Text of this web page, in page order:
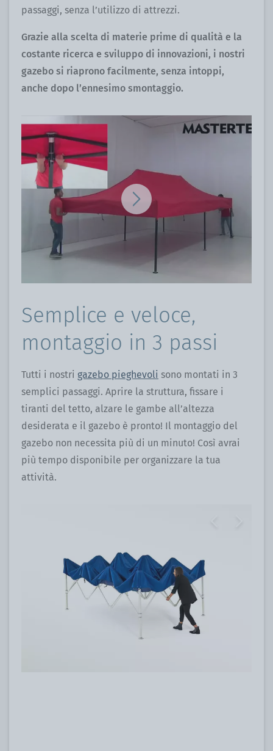
passaggi, senza l’utilizzo di attrezzi.
Grazie alla scelta di materie prime di qualità e la
costante ricerca e sviluppo di innovazioni, i nostri
gazebo si riaprono facilmente, senza intoppi,
anche dopo l’ennesimo smontaggio.
Semplice e veloce,
montaggio in 3 passi
Tutti i nostri gazebo pieghevoli sono montati in 3
semplici passaggi. Aprire la struttura, fissare i
tiranti del tetto, alzare le gambe all’altezza
desiderata e il gazebo è pronto! Il montaggio del
gazebo non necessita più di un minuto! Così avrai
più tempo disponibile per organizzare la tua
attività.